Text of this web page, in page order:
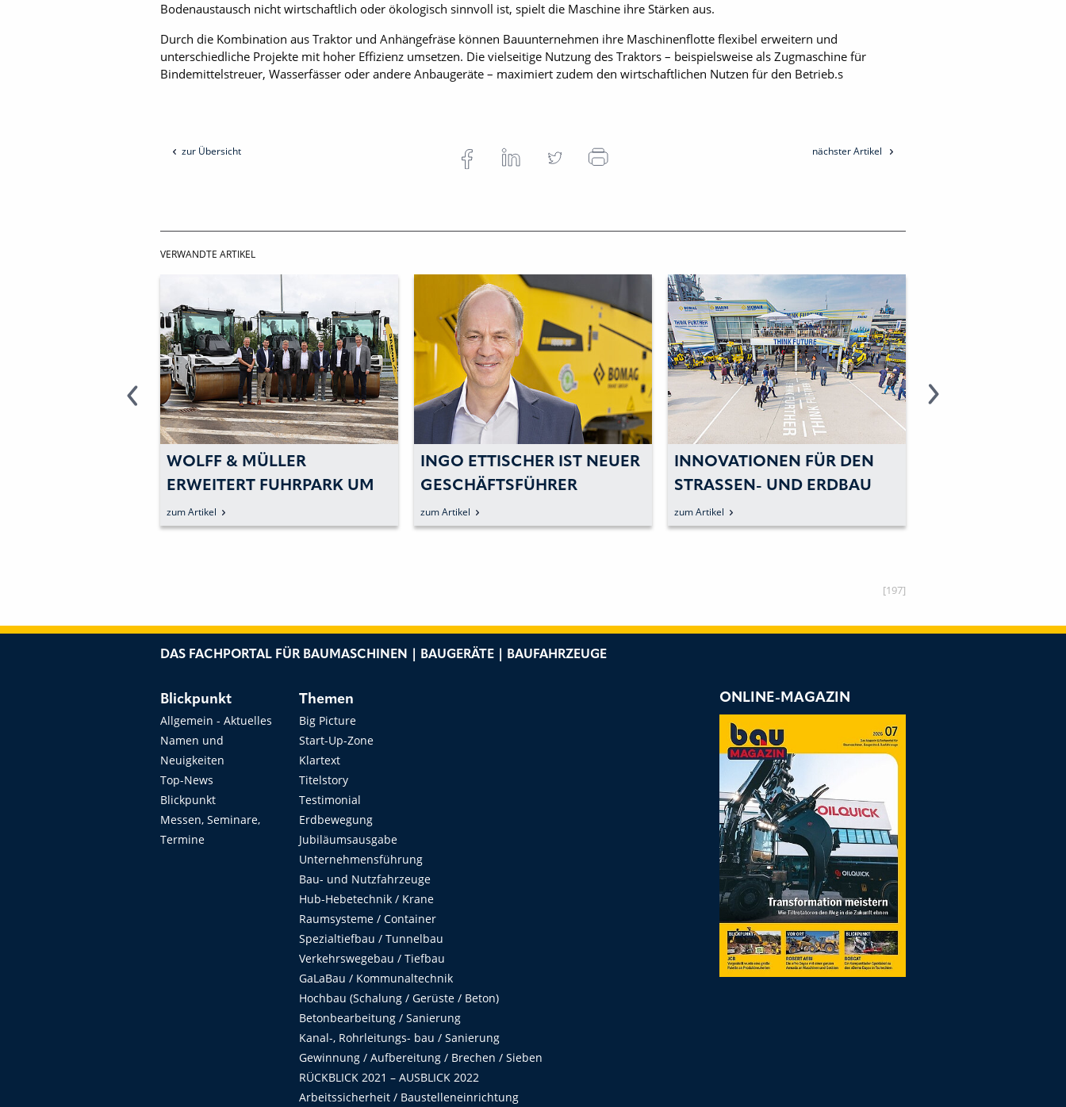
Bodenaustausch nicht wirtschaftlich oder ökologisch sinnvoll ist, spielt die Maschine ihre Stärken aus.
Durch die Kombination aus Traktor und Anhängefräse können Bauunternehmen ihre Maschinenflotte flexibel erweitern und
unterschiedliche Projekte mit hoher Effizienz umsetzen. Die vielseitige Nutzung des Traktors – beispielsweise als Zugmaschine für
Bindemittelstreuer, Wasserfässer oder andere Anbaugeräte – maximiert zudem den wirtschaftlichen Nutzen für den Betrieb.s
zur Übersicht nächster Artikel
VERWANDTE ARTIKEL
WOLFF & MÜLLER
ERWEITERT FUHRPARK UM
NEUE BOMAG
ASPHALTWALZEN
zum Artikel
INGO ETTISCHER IST NEUER
GESCHÄFTSFÜHRER
OPERATIONS
zum Artikel
INNOVATIONEN FÜR DEN
STRASSEN- UND ERDBAU
zum Artikel
[197]
DAS FACHPORTAL FÜR BAUMASCHINEN | BAUGERÄTE | BAUFAHRZEUGE
Blickpunkt
Allgemein - Aktuelles
Namen und
Neuigkeiten
Top-News
Blickpunkt
Messen, Seminare,
Termine
Themen
Big Picture
Start-Up-Zone
Klartext
Titelstory
Testimonial
Erdbewegung
Jubiläumsausgabe
Unternehmensführung
Bau- und Nutzfahrzeuge
Hub-Hebetechnik / Krane
Raumsysteme / Container
Spezialtiefbau / Tunnelbau
Verkehrswegebau / Tiefbau
GaLaBau / Kommunaltechnik
Hochbau (Schalung / Gerüste / Beton)
Betonbearbeitung / Sanierung
Kanal-, Rohrleitungs- bau / Sanierung
Gewinnung / Aufbereitung / Brechen / Sieben
RÜCKBLICK 2021 – AUSBLICK 2022
Arbeitssicherheit / Baustelleneinrichtung
ONLINE-MAGAZIN